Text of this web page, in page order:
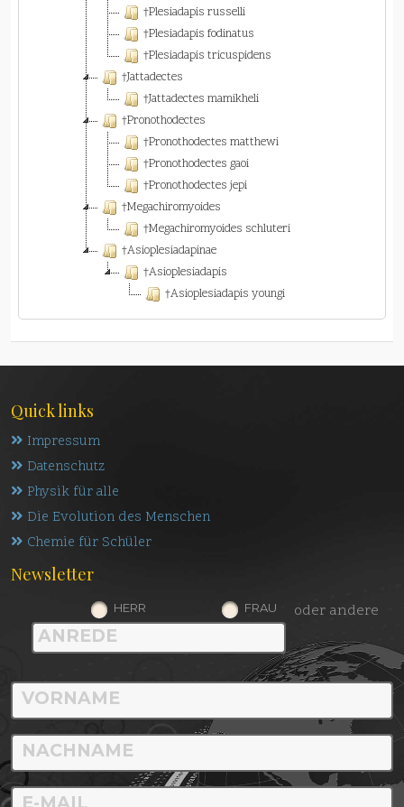
†Plesiadapis russelli
†Plesiadapis fodinatus
†Plesiadapis tricuspidens
†Jattadectes
†Jattadectes mamikheli
†Pronothodectes
†Pronothodectes matthewi
†Pronothodectes gaoi
†Pronothodectes jepi
†Megachiromyoides
†Megachiromyoides schluteri
†Asioplesiadapinae
†Asioplesiadapis
†Asioplesiadapis youngi
Quick links
Impressum
Datenschutz
Physik für alle
Die Evolution des Menschen
Chemie für Schüler
Newsletter
HERR FRAU oder andere